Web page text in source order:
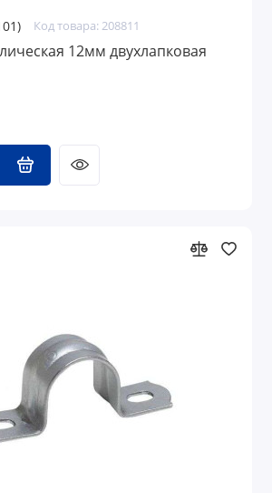
Код товара: 208811
12мм двухлапковая